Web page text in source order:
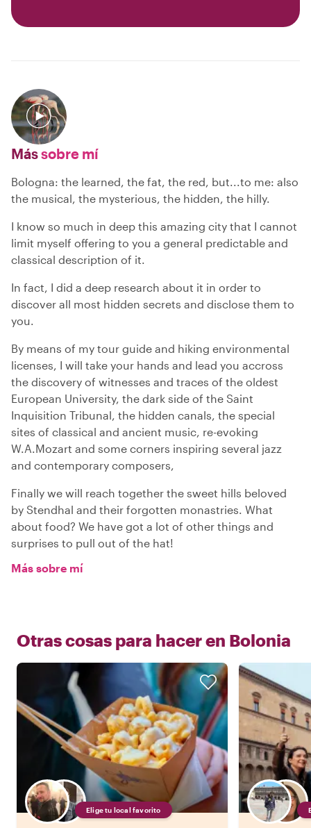
Mássobre mí
Bologna: the learned, the fat, the red, but...to me: also
the musical, the mysterious, the hidden, the hilly.
I know so much in deep this amazing city that I cannot
limit myself offering to you a general predictable and
classical description of it.
In fact, I did a deep research about it in order to
discover all most hidden secrets and disclose them to
you.
By means of my tour guide and hiking environmental
licenses, I will take your hands and lead you accross
the discovery of witnesses and traces of the oldest
European University, the dark side of the Saint
Inquisition Tribunal, the hidden canals, the special
sites of classical and ancient music, re-evoking
W.A.Mozart and some corners inspiring several jazz
and contemporary composers,
Finally we will reach together the sweet hills beloved
by Stendhal and their forgotten monastries. What
about food? We have got a lot of other things and
surprises to pull out of the hat!
Más sobre mí
Otras cosas para hacer en Bolonia
Elige tu local favorito